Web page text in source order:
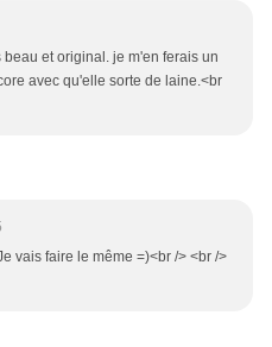
et original. je m'en ferais un
avec qu'elle sorte de laine.<br
vais faire le même =)<br /> <br />